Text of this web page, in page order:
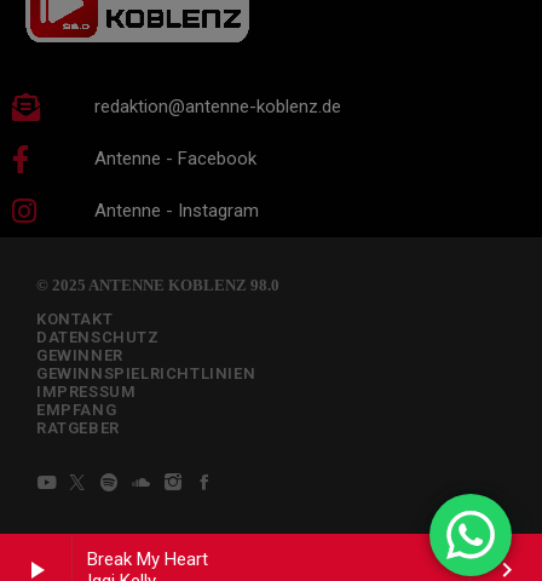
play_arrow
Break My Heart
keyboard_arrow_right
redaktion@antenne-koblenz.de
Antenne - Facebook
Antenne - Instagram
© 2025 ANTENNE KOBLENZ 98.0
KONTAKT
DATENSCHUTZ
GEWINNER
GEWINNSPIELRICHTLINIEN
IMPRESSUM
EMPFANG
RATGEBER